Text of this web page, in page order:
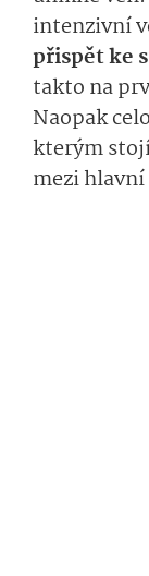
intenzivní
přispět ke
takto na
Naopak
kterým
mezi